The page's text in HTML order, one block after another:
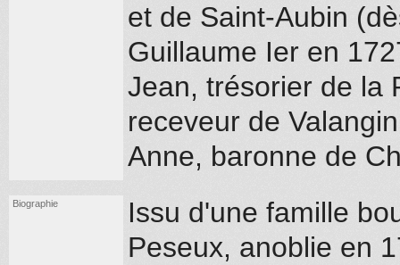
et de Saint-Aubin
Guillaume Ier en
Jean, trésorier de la
receveur de
Anne, baronne de
Biographie
Issu d'une famille
Peseux, anoblie en